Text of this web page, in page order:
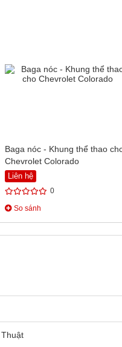
Baga nóc - Khung thể thao
Chevrolet Colorado
Liên hệ
0
So sánh